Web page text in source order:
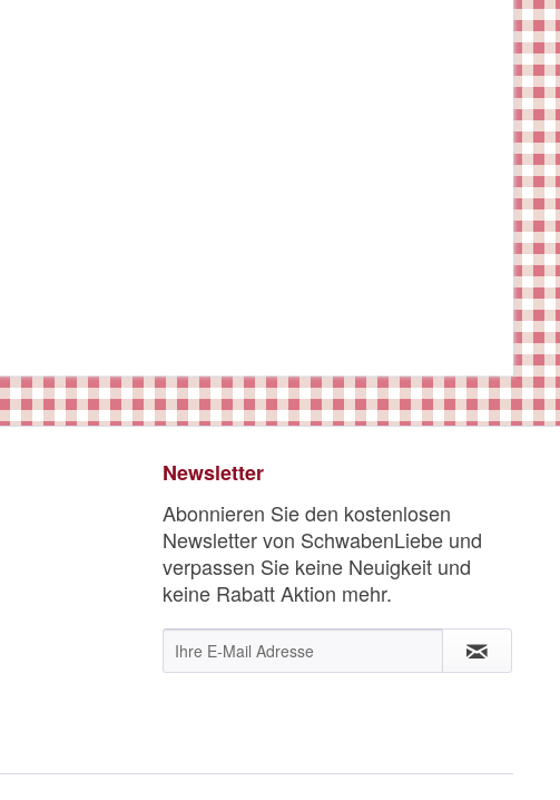
Newsletter
Abonnieren Sie den kostenlosen
Newsletter von SchwabenLiebe und
verpassen Sie keine Neuigkeit und
keine Rabatt Aktion mehr.